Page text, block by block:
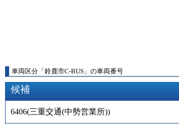
車両区分 「 鈴鹿市C-BUS 」 の車両番号
候補
6406(三重交通(中勢営業所))